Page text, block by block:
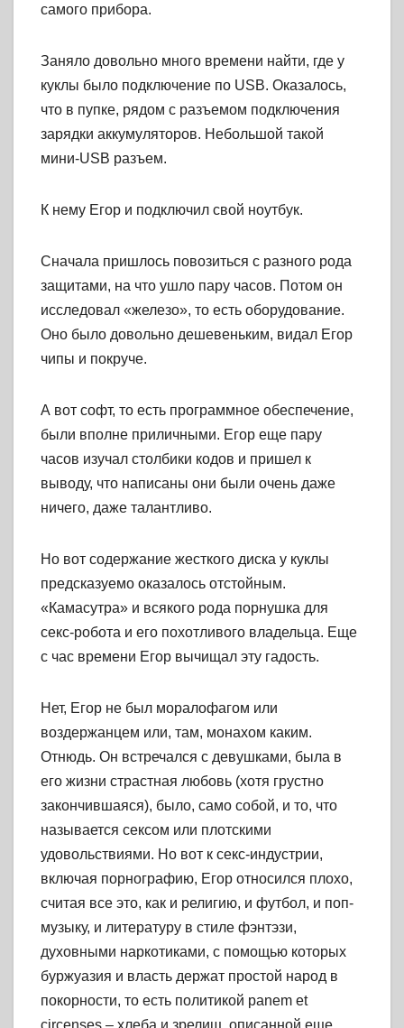
самого прибора.
Заняло довольно много времени найти, где у
куклы было подключение по USB. Оказалось,
что в пупке, рядом с разъемом подключения
зарядки аккумуляторов. Небольшой такой
мини-USB разъем.
К нему Егор и подключил свой ноутбук.
Сначала пришлось повозиться с разного рода
защитами, на что ушло пару часов. Потом он
исследовал «железо», то есть оборудование.
Оно было довольно дешевеньким, видал Егор
чипы и покруче.
А вот софт, то есть программное обеспечение,
были вполне приличными. Егор еще пару
часов изучал столбики кодов и пришел к
выводу, что написаны они были очень даже
ничего, даже талантливо.
Но вот содержание жесткого диска у куклы
предсказуемо оказалось отстойным.
«Камасутра» и всякого рода порнушка для
секс-робота и его похотливого владельца. Еще
с час времени Егор вычищал эту гадость.
Нет, Егор не был моралофагом или
воздержанцем или, там, монахом каким.
Отнюдь. Он встречался с девушками, была в
его жизни страстная любовь (хотя грустно
закончившаяся), было, само собой, и то, что
называется сексом или плотскими
удовольствиями. Но вот к секс-индустрии,
включая порнографию, Егор относился плохо,
считая все это, как и религию, и футбол, и поп-
музыку, и литературу в стиле фэнтэзи,
духовными наркотиками, с помощью которых
буржуазия и власть держат простой народ в
покорности, то есть политикой panem et
circenses – хлеба и зрелищ, описанной еще